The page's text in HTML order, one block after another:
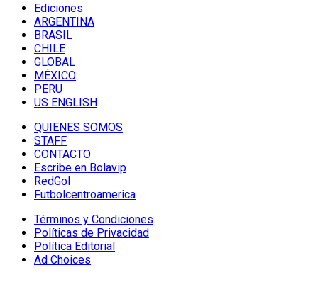
Ediciones
ARGENTINA
BRASIL
CHILE
GLOBAL
MÉXICO
PERU
US ENGLISH
QUIENES SOMOS
STAFF
CONTACTO
Escribe en Bolavip
RedGol
Futbolcentroamerica
Términos y Condiciones
Políticas de Privacidad
Política Editorial
Ad Choices